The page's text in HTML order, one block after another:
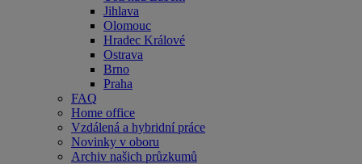
Jihlava
Olomouc
Hradec Králové
Ostrava
Brno
Praha
FAQ
Home office
Vzdálená a hybridní práce
Novinky v oboru
Archiv našich průzkumů